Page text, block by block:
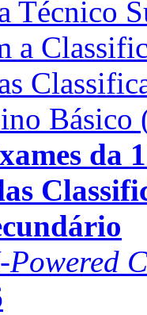
Técnico
a
Básico
da
Powered